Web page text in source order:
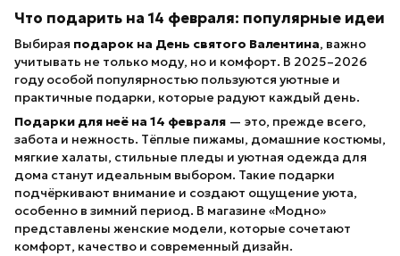
Что подарить на 14 февраля: популярные идеи
Выбирая подарок на День святого Валентина, важно
учитывать не только моду, но и комфорт. В 2025–2026
году особой популярностью пользуются уютные и
практичные подарки, которые радуют каждый день.
Подарки для неё на 14 февраля — это, прежде всего,
забота и нежность. Тёплые пижамы, домашние костюмы,
мягкие халаты, стильные пледы и уютная одежда для
дома станут идеальным выбором. Такие подарки
подчёркивают внимание и создают ощущение уюта,
особенно в зимний период. В магазине «Модно»
представлены женские модели, которые сочетают
комфорт, качество и современный дизайн.